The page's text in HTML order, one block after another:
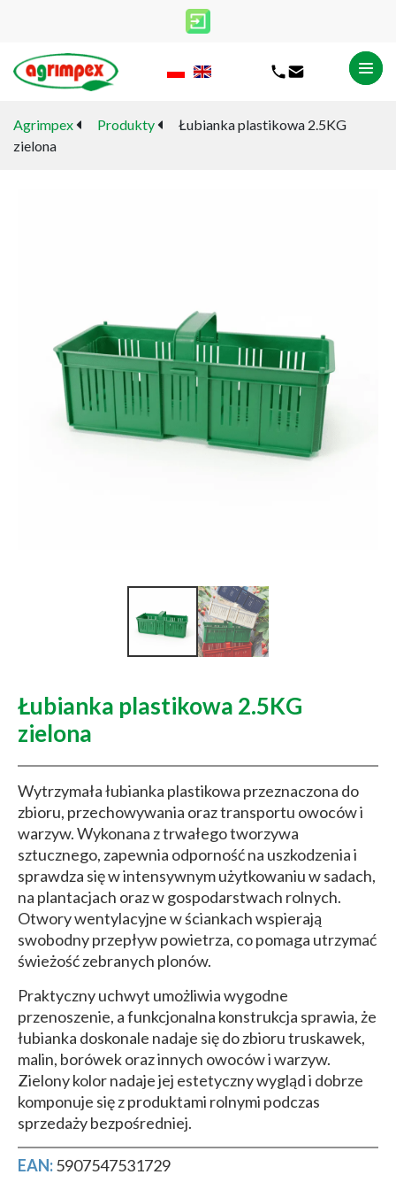
Agrimpex Produkty
Łubianka plastikowa 2.5KG
zielona
Łubianka plastikowa 2.5KG
zielona
Wytrzymała łubianka plastikowa przeznaczona do
zbioru, przechowywania oraz transportu owoców i
warzyw. Wykonana z trwałego tworzywa
sztucznego, zapewnia odporność na uszkodzenia i
sprawdza się w intensywnym użytkowaniu w sadach,
na plantacjach oraz w gospodarstwach rolnych.
Otwory wentylacyjne w ściankach wspierają
swobodny przepływ powietrza, co pomaga utrzymać
świeżość zebranych plonów.
Praktyczny uchwyt umożliwia wygodne
przenoszenie, a funkcjonalna konstrukcja sprawia, że
łubianka doskonale nadaje się do zbioru truskawek,
malin, borówek oraz innych owoców i warzyw.
Zielony kolor nadaje jej estetyczny wygląd i dobrze
komponuje się z produktami rolnymi podczas
sprzedaży bezpośredniej.
EAN:5907547531729